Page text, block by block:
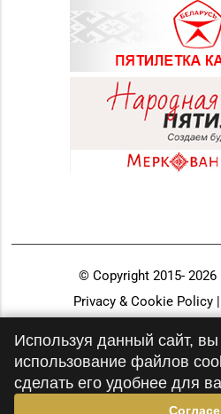
© Copyright 2015- 2026
Privacy & Cookie Policy
Используя данный сайт,
использование файлов
сделать его удобнее для